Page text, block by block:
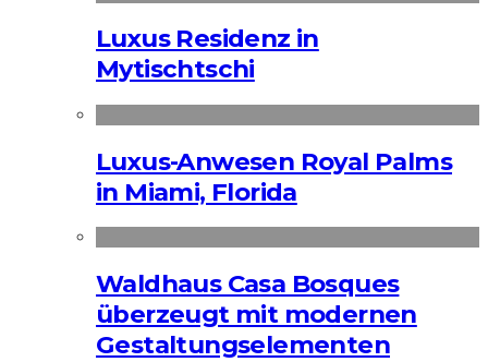
Luxus Residenz in
Mytischtschi
Luxus-Anwesen Royal Palms
in Miami, Florida
Waldhaus Casa Bosques
überzeugt mit modernen
Gestaltungselementen